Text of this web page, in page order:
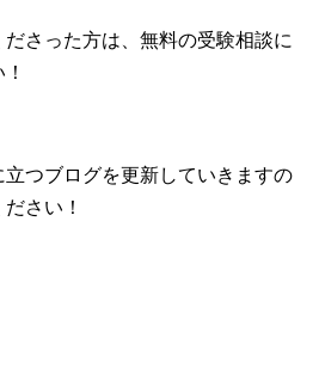
さった方は、無料の受験相談に
つブログを更新していきますの
さい！